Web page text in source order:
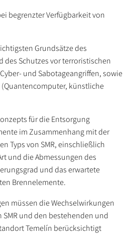
begrenzter Verfügbarkeit von
Grundsätze des
des Schutzes vor terroristischen
und Sabotageangriffen, sowie
künstliche
für die Entsorgung
im Zusammenhang mit der
Typs von SMR, einschließlich
und die Abmessungen des
und das erwartete
Brennelemente.
müssen die Wechselwirkungen
und den bestehenden und
Temelín berücksichtigt